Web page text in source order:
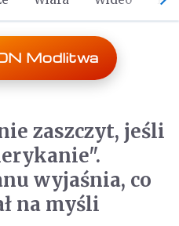
Modlitwa
zaszczyt, jeśli
wyjaśnia, co
na myśli